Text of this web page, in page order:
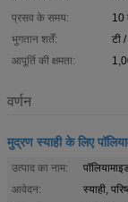
प्रसव के समय:
10
भुगतान शर्तें:
टी
आपूर्ति की क्षमता:
वर्णन
मुद्रण स्याही के लिए
उत्पाद का नाम:
आवेदन:
स्याही,